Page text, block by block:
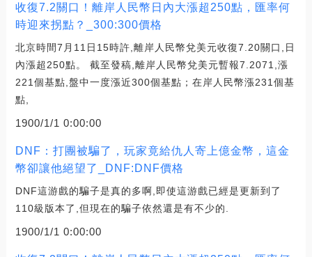
收復7.2關口！離岸人民幣日內大漲超250點，匯率何
時迎來拐點？_300:300價格
北京時間7月11日15時許,離岸人民幣兌美元收復7.20關口,日
內漲超250點。 截至發稿,離岸人民幣兌美元暫報7.2071,漲
221個基點,盤中一度漲近300個基點；在岸人民幣漲231個基
點,
1900/1/1 0:00:00
DNF：打團被騙了，玩家竟給仇人寄上億金幣，這金
幣卻讓他絕望了_DNF:DNF價格
DNF這游戲的騙子是真的多啊,即使這游戲已經是更新到了
110級版本了,但現在的騙子依然還是有不少的.
1900/1/1 0:00:00